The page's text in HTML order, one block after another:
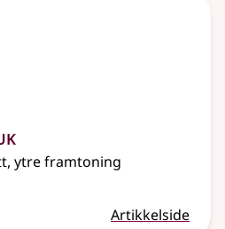
ytre framtoning
Artikkelside